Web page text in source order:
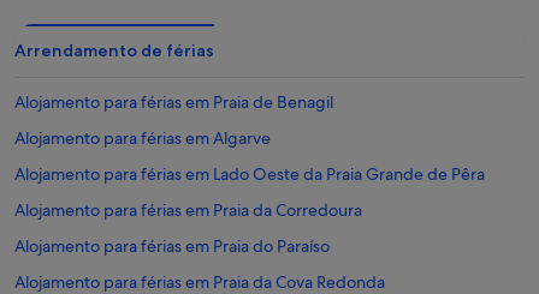
Arrendamento de férias
Alojamento para férias em Praia de Benagil
Alojamento para férias em Algarve
Alojamento para férias em Lado Oeste da Praia Grande de Pêra
Alojamento para férias em Praia da Corredoura
Alojamento para férias em Praia do Paraíso
Alojamento para férias em Praia da Cova Redonda